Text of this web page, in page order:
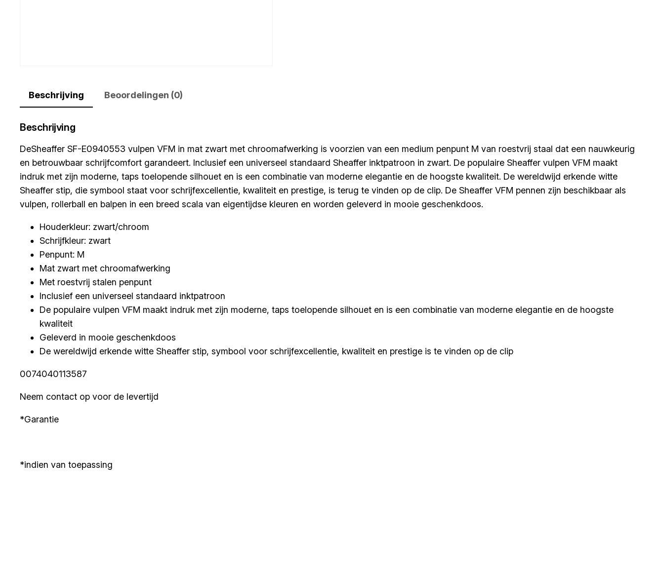
Beschrijving Beoordelingen (0)
Beschrijving
DeSheaffer SF-E0940553 vulpen VFM in mat zwart met chroomafwerking is voorzien van een medium penpunt M van roestvrij staal dat een nauwkeurig
en betrouwbaar schrijfcomfort garandeert. Inclusief een universeel standaard Sheaffer inktpatroon in zwart. De populaire Sheaffer vulpen VFM maakt
indruk met zijn moderne, taps toelopende silhouet en is een combinatie van moderne elegantie en de hoogste kwaliteit. De wereldwijd erkende witte
Sheaffer stip, die symbool staat voor schrijfexcellentie, kwaliteit en prestige, is terug te vinden op de clip. De Sheaffer VFM pennen zijn beschikbaar als
vulpen, rollerball en balpen in een breed scala van eigentijdse kleuren en worden geleverd in mooie geschenkdoos.
Houderkleur: zwart/chroom
Schrijfkleur: zwart
Penpunt: M
Mat zwart met chroomafwerking
Met roestvrij stalen penpunt
Inclusief een universeel standaard inktpatroon
De populaire vulpen VFM maakt indruk met zijn moderne, taps toelopende silhouet en is een combinatie van moderne elegantie en de hoogste
kwaliteit
Geleverd in mooie geschenkdoos
De wereldwijd erkende witte Sheaffer stip, symbool voor schrijfexcellentie, kwaliteit en prestige is te vinden op de clip
0074040113587
Neem contact op voor de levertijd
*Garantie
*indien van toepassing